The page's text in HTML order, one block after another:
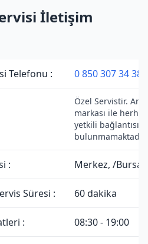
İletişim
Telefonu : 0 850 307 34 38
Özel Servistir.
markası ile
yetkili bağlantısı
bulunmamaktadır.
: Merkez, /Bursa
Süresi : 60 dakika
: 08:30 - 19:00